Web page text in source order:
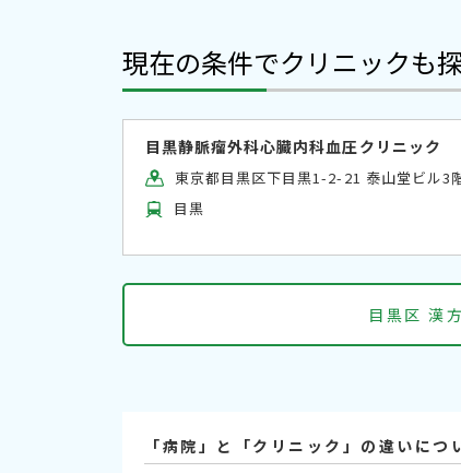
現在の条件でクリニックも
目黒静脈瘤外科心臓内科血圧クリニック
東京都目黒区下目黒1-2-21 泰山堂ビル3
目黒
目黒区 漢
「病院」と「クリニック」の違いにつ